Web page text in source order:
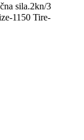
sila.2kn/3
1150 Tire-